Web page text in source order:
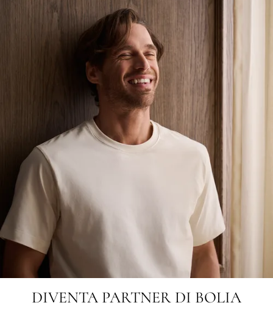
DIVENTA PARTNER DI BOLIA